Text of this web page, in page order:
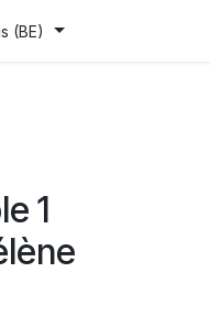
(BE)
1